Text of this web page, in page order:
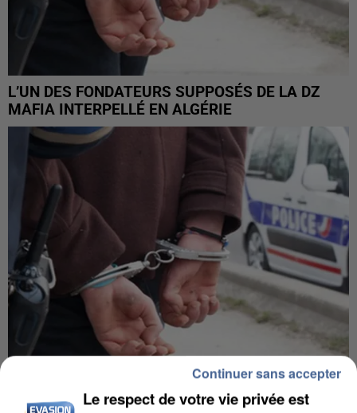
L’UN DES FONDATEURS SUPPOSÉS DE LA DZ
MAFIA INTERPELLÉ EN ALGÉRIE
UN SECOND CADRE DE LA DZ MAFIA
Le respect de votre vie privée est
Continuer sans accepter